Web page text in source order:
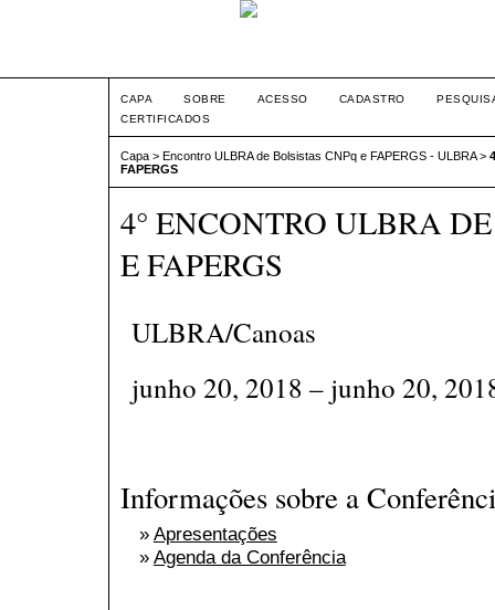
CAPA SOBRE ACESSO CADASTRO
CERTIFICADOS
Capa > Encontro ULBRA de Bolsistas CNPq e FAPERGS - ULBRA>
FAPERGS
4° ENCONTRO ULBRA
E FAPERGS
ULBRA/Canoas
junho 20, 2018 – junho 20,
Informações sobre a
» Apresentações
» Agenda da Conferência